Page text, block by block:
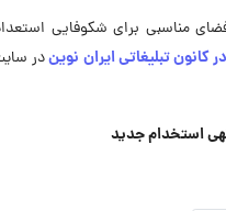
مناسبی برای شکوفایی
کانون تبلیغاتی ایران نویندر